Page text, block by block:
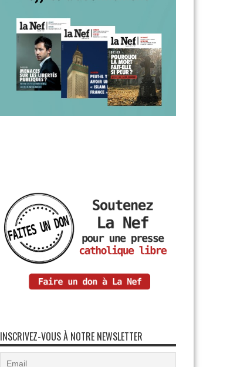
INSCRIVEZ-VOUS À NOTRE NEWSLETTER